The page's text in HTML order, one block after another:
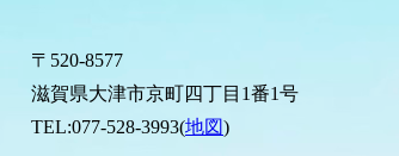
〒520-8577
滋賀県大津市京町四丁目1番1号
TEL:077-528-3993(地図)